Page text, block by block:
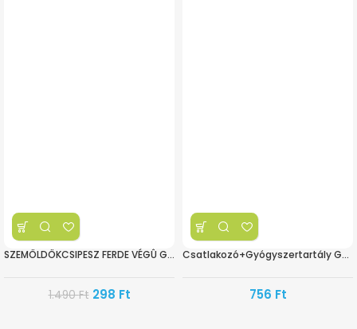
SZEMÖLDÖKCSIPESZ FERDE VÉGÛ GUMIBORIT.BL
1.490Ft 298 Ft
Csatlakozó+Gyógyszertartály GMed oxigén koncentrátorhoz
756 Ft